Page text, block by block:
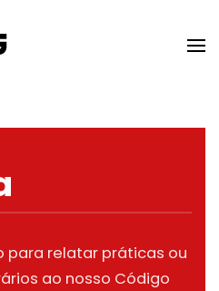
para relatar práticas ou
ao nosso Código